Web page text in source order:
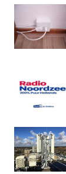
Radio
Thijs